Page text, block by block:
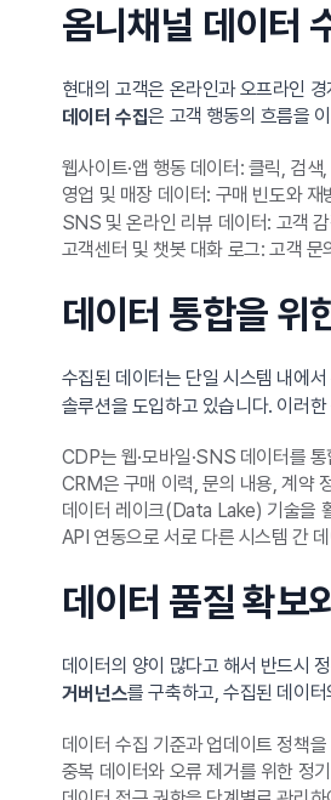
옴니채널 데이터
현대의 고객은 온라인과 오프라인
데이터 수집은 고객 행동의 흐름을
웹사이트·앱 행동 데이터: 클릭, 검
영업 및 매장 데이터: 구매 빈도와
SNS 및 온라인 리뷰 데이터: 고객
고객센터 및 챗봇 대화 로그: 고객
데이터 통합을 위
수집된 데이터는 단일 시스템 내에
솔루션을 도입하고 있습니다. 이러
CDP는 웹·모바일·SNS 데이터를
CRM은 구매 이력, 문의 내용, 계약
데이터 레이크(Data Lake) 기술을
API 연동으로 서로 다른 시스템 간
데이터 품질 확보
데이터의 양이 많다고 해서 반드시
거버넌스를 구축하고, 수집된 데이
데이터 수집 기준과 업데이트 정책을
중복 데이터와 오류 제거를 위한 정